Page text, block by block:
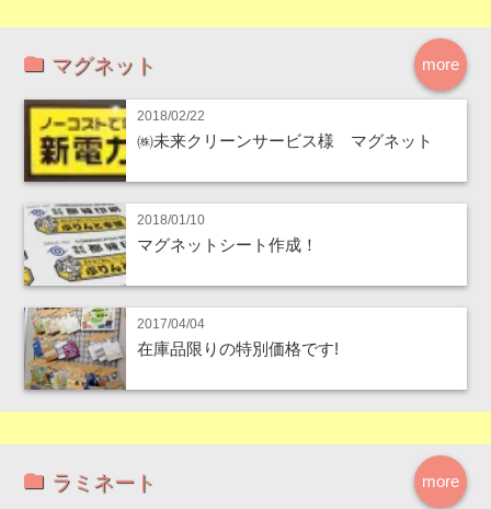
more
マグネット
2018/02/22
㈱未来クリーンサービス様 マグネット
2018/01/10
マグネットシート作成！
2017/04/04
在庫品限りの特別価格です!
more
ラミネート